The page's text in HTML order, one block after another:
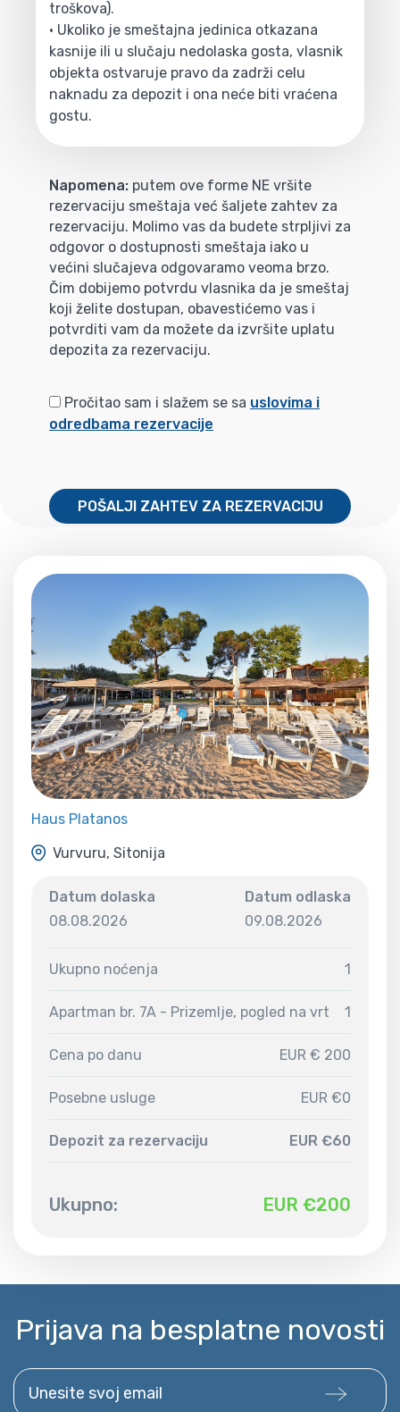
troškova).
• Ukoliko je smeštajna jedinica otkazana
kasnije ili u slučaju nedolaska gosta, vlasnik
objekta ostvaruje pravo da zadrži celu
naknadu za depozit i ona neće biti vraćena
gostu.
Napomena: putem ove forme NE vršite
rezervaciju smeštaja već šaljete zahtev za
rezervaciju. Molimo vas da budete strpljivi za
odgovor o dostupnosti smeštaja iako u
većini slučajeva odgovaramo veoma brzo.
Čim dobijemo potvrdu vlasnika da je smeštaj
koji želite dostupan, obavestićemo vas i
potvrditi vam da možete da izvršite uplatu
depozita za rezervaciju.
Pročitao sam i slažem se sa uslovima i
odredbama rezervacije
POŠALJI ZAHTEV ZA REZERVACIJU
Haus Platanos
Vurvuru, Sitonija
Datum dolaska
08.08.2026
Datum odlaska
09.08.2026
Ukupno noćenja 1
Apartman br. 7A - Prizemlje, pogled na vrt 1
Cena po danu EUR € 200
Posebne usluge EUR €0
Depozit za rezervaciju EUR €60
Ukupno: EUR €200
Prijava na besplatne novosti
Unesite svoj email